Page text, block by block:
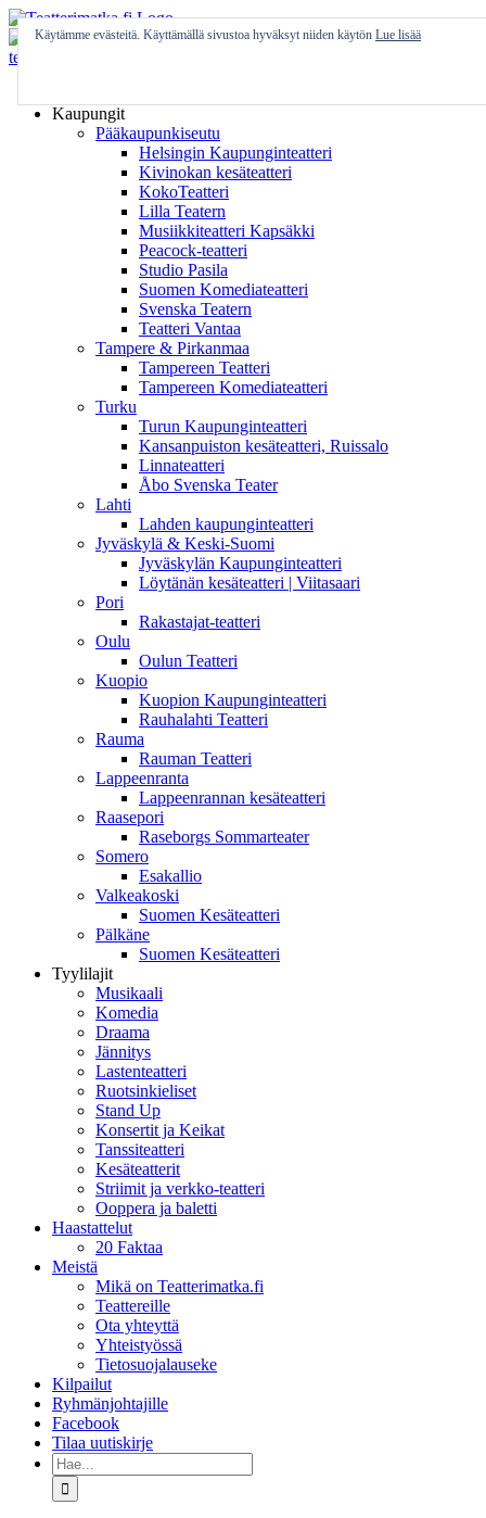
Skip
to
content
Kaupungit
Pääkaupunkiseutu
Helsingin Kaupunginteatteri
Kivinokan kesäteatteri
KokoTeatteri
Lilla Teatern
Musiikkiteatteri Kapsäkki
Peacock-teatteri
Studio Pasila
Suomen Komediateatteri
Svenska Teatern
Teatteri Vantaa
Tampere & Pirkanmaa
Tampereen Teatteri
Tampereen Komediateatteri
Turku
Turun Kaupunginteatteri
Kansanpuiston kesäteatteri, Ruissalo
Linnateatteri
Åbo Svenska Teater
Lahti
Lahden kaupunginteatteri
Jyväskylä & Keski-Suomi
Jyväskylän Kaupunginteatteri
Löytänän kesäteatteri | Viitasaari
Pori
Rakastajat-teatteri
Oulu
Oulun Teatteri
Kuopio
Kuopion Kaupunginteatteri
Rauhalahti Teatteri
Rauma
Rauman Teatteri
Lappeenranta
Lappeenrannan kesäteatteri
Raasepori
Raseborgs Sommarteater
Somero
Esakallio
Valkeakoski
Suomen Kesäteatteri
Pälkäne
Suomen Kesäteatteri
Tyylilajit
Musikaali
Komedia
Draama
Jännitys
Lastenteatteri
Ruotsinkieliset
Stand Up
Konsertit ja Keikat
Tanssiteatteri
Kesäteatterit
Striimit ja verkko-teatteri
Ooppera ja baletti
Haastattelut
20 Faktaa
Meistä
Mikä on Teatterimatka.fi
Teattereille
Ota yhteyttä
Yhteistyössä
Tietosuojalauseke
Kilpailut
Ryhmänjohtajille
Facebook
Tilaa uutiskirje
Etsi
...
Käytämme evästeitä. Käyttämällä sivustoa hyväksyt niiden käytön Lue lisää